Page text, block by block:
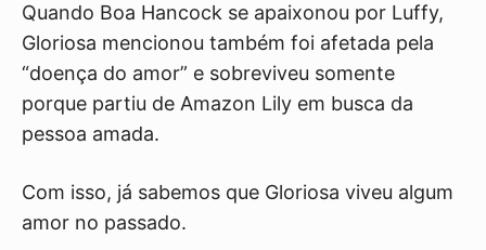
Quando Boa Hancock se apaixonou por Luffy,
Gloriosa mencionou também foi afetada pela
“doença do amor” e sobreviveu somente
porque partiu de Amazon Lily em busca da
pessoa amada.
Com isso, já sabemos que Gloriosa viveu algum
amor no passado.